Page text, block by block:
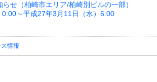
せ（柏崎市エリア/柏崎別ビルの一部）
～平成27年3月11日（水）6:00
情報